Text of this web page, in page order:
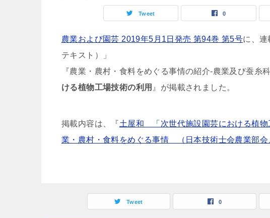
Tweet 0
農業および園芸 2019年5月1日発売 第94巻 第5号に、連
テキスト）」
『農業・農村・食料をめぐる事情の紹介-農業及び蚕糸
ける植物工場技術の利用 』が掲載されました。
掲載内容は、『土屋和 「次世代施設園芸における植
業・農村・食料をめぐる事情 （日本技術士会農業部
Tweet 0